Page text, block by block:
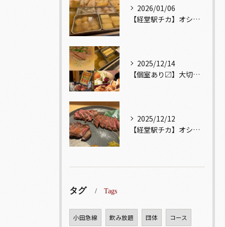
2026/01/06
【経堂駅チカ】オシャレ居酒屋🏮出汁が美味しいおでんがオススメ...
2025/12/14
【個室あり〼】大切な記念日、お祝い事でのご来店ぜひお待ちして...
2025/12/12
【経堂駅チカ】オシャレ居酒屋🏮自慢のお肉が楽しめる🐃お得なコ...
タグ Tags
小田急線 飲み放題 団体 コース